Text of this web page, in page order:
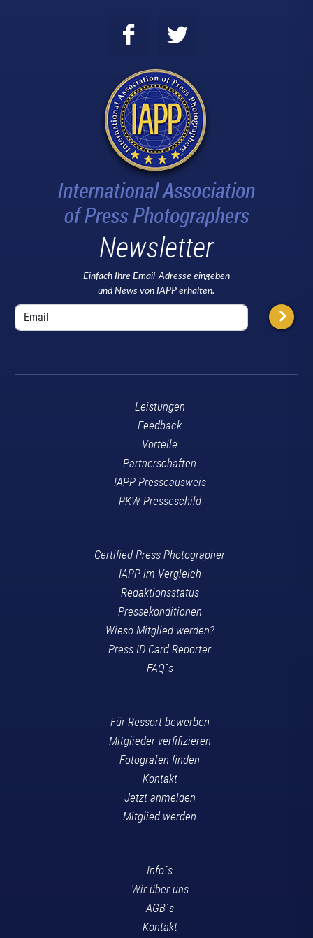
Newsletter
Einfach Ihre Email-Adresse eingeben
und News von IAPP erhalten.
Leistungen
Feedback
Vorteile
Partnerschaften
IAPP Presseausweis
PKW Presseschild
Certified Press Photographer
IAPP im Vergleich
Redaktionsstatus
Pressekonditionen
Wieso Mitglied werden?
Press ID Card Reporter
FAQ´s
Für Ressort bewerben
Mitglieder verfifizieren
Fotografen finden
Kontakt
Jetzt anmelden
Mitglied werden
Info´s
Wir über uns
AGB´s
Kontakt